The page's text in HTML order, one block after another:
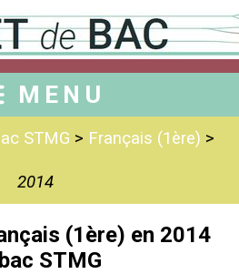
MENU
STMG > Français (1ère) >
2014
(1ère) en 2014
STMG